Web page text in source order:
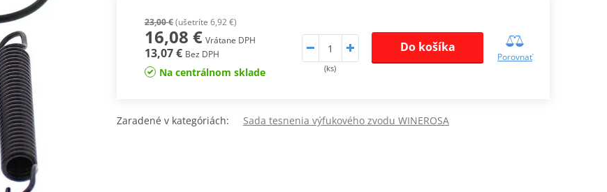
23,00 €(ušetríte 6,92 €)
16,08 € Vrátane DPH
13,07 € Bez DPH
Na centrálnom sklade (ks)
Do košíka
Porovnať
Zaradené v kategóriách: Sada tesnenia výfukového zvodu WINEROSA